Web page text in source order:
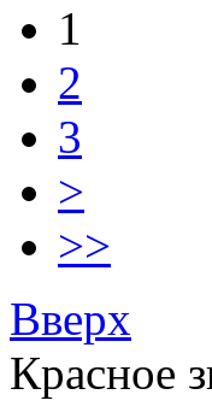
1
2
3
>
>>
Вверх
Красное